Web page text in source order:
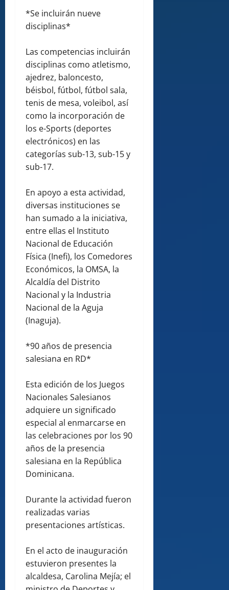
*Se incluirán nueve
disciplinas*
Las competencias incluirán
disciplinas como atletismo,
ajedrez, baloncesto,
béisbol, fútbol, fútbol sala,
tenis de mesa, voleibol, así
como la incorporación de
los e-Sports (deportes
electrónicos) en las
categorías sub-13, sub-15 y
sub-17.
En apoyo a esta actividad,
diversas instituciones se
han sumado a la iniciativa,
entre ellas el Instituto
Nacional de Educación
Física (Inefi), los Comedores
Económicos, la OMSA, la
Alcaldía del Distrito
Nacional y la Industria
Nacional de la Aguja
(Inaguja).
*90 años de presencia
salesiana en RD*
Esta edición de los Juegos
Nacionales Salesianos
adquiere un significado
especial al enmarcarse en
las celebraciones por los 90
años de la presencia
salesiana en la República
Dominicana.
Durante la actividad fueron
realizadas varias
presentaciones artísticas.
En el acto de inauguración
estuvieron presentes la
alcaldesa, Carolina Mejía; el